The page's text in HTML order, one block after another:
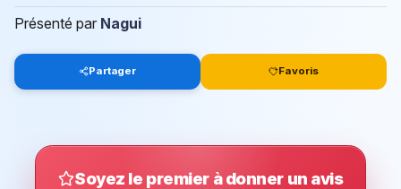
Présenté par Nagui
Partager Favoris
Soyez le premier à donner un avis